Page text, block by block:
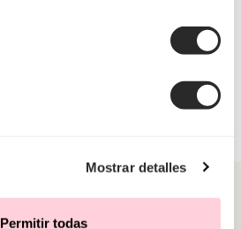
Mostrar detalles
Permitir todas